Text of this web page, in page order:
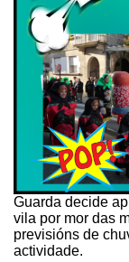
Guarda decide
vila por mor das
previsións de
actividade.